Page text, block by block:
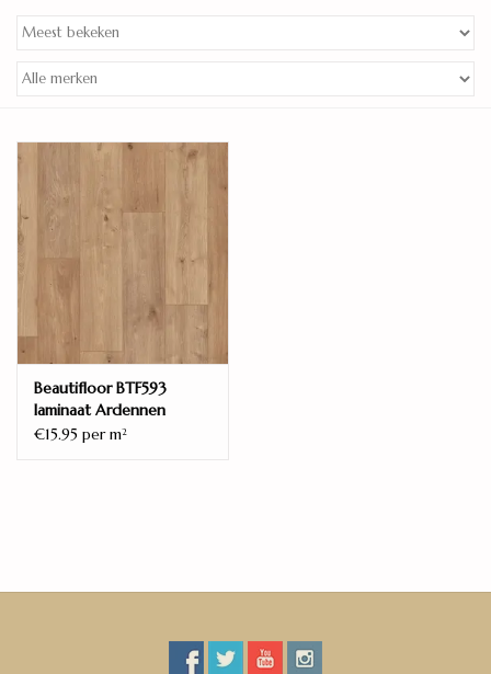
Beautifloor BTF593
laminaat Ardennen
Bertrix
€15.95 per m2